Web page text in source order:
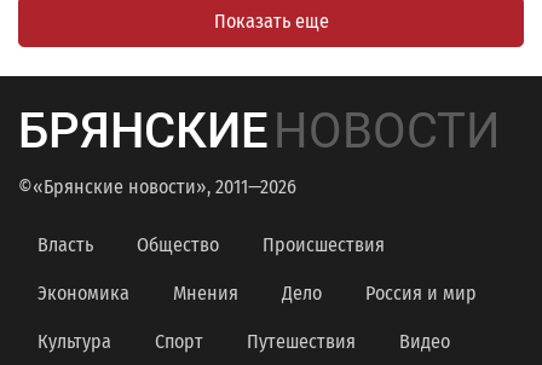
Показать еще
БРЯНСКИЕНОВОСТИ
©«Брянские новости», 2011—2026
Власть Общество Происшествия
Экономика Мнения Дело Россия и мир
Культура Спорт Путешествия Видео